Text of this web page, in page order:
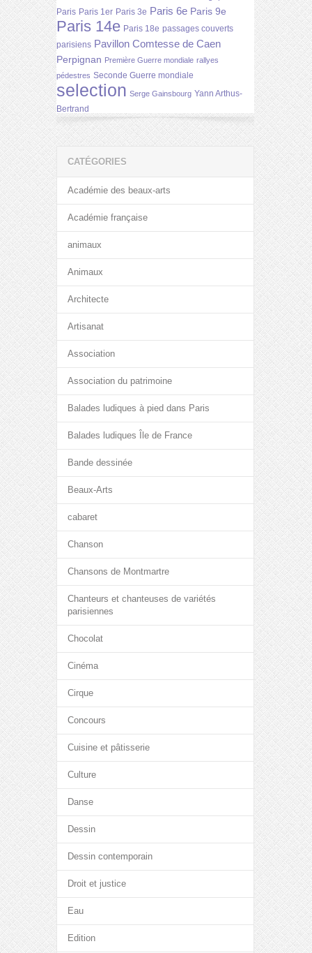
Paris Paris 1er Paris 3e Paris 6e Paris 9e
Paris 14e Paris 18e passages couverts
parisiens Pavillon Comtesse de Caen
Perpignan Première Guerre mondiale rallyes
pédestres Seconde Guerre mondiale
selection Serge Gainsbourg Yann Arthus-
Bertrand
CATÉGORIES
Académie des beaux-arts
Académie française
animaux
Animaux
Architecte
Artisanat
Association
Association du patrimoine
Balades ludiques à pied dans Paris
Balades ludiques Île de France
Bande dessinée
Beaux-Arts
cabaret
Chanson
Chansons de Montmartre
Chanteurs et chanteuses de variétés
parisiennes
Chocolat
Cinéma
Cirque
Concours
Cuisine et pâtisserie
Culture
Danse
Dessin
Dessin contemporain
Droit et justice
Eau
Edition